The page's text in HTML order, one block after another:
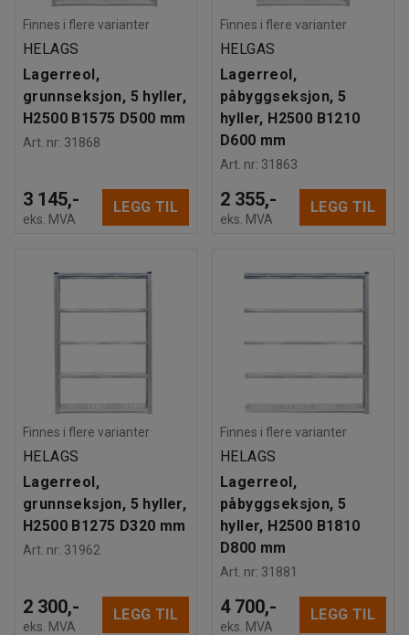
Finnes i flere varianter
HELAGS
Lagerreol,
grunnseksjon, 5 hyller,
H2500 B1575 D500 mm
Art. nr: 31868
3 145,-
eks. MVA
LEGG TIL
Finnes i flere varianter
HELGAS
Lagerreol,
påbyggseksjon, 5
hyller, H2500 B1210
D600 mm
Art. nr: 31863
2 355,-
eks. MVA
LEGG TIL
Finnes i flere varianter
HELAGS
Lagerreol,
grunnseksjon, 5 hyller,
H2500 B1275 D320 mm
Art. nr: 31962
2 300,-
eks. MVA
LEGG TIL
Finnes i flere varianter
HELAGS
Lagerreol,
påbyggseksjon, 5
hyller, H2500 B1810
D800 mm
Art. nr: 31881
4 700,-
eks. MVA
LEGG TIL